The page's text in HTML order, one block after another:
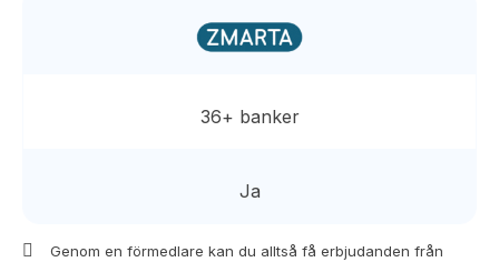
36+ banker
Ja
Genom en förmedlare kan du alltså få erbjudanden från